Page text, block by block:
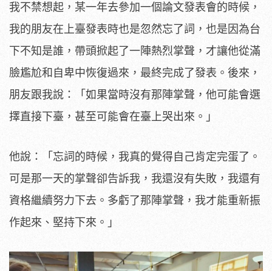
我不禁想起，某一年去參加一個論文發表會的時候，
我的朋友在上臺發表時也是忽然忘了詞，也是因為台
下不知是誰，帶頭掀起了一陣熱烈掌聲，才讓他從滿
臉尷尬和自卑中恢復過來，最終完成了發表。後來，
朋友跟我說：「如果當時沒有那陣掌聲，他可能會選
擇直接下臺，甚至可能會在臺上哭出來。」
他說：「忘詞的時候，我真的覺得自己肯定完蛋了。
可是那一天的掌聲卻告訴我，我還沒有失敗，我還有
資格繼續努力下去。多虧了那陣掌聲，我才能重新振
作起來、堅持下來。」